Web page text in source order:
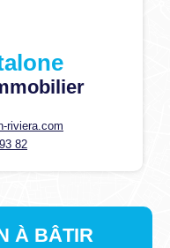
riviera.com
82
À BÂTIR